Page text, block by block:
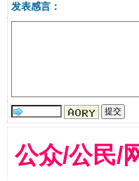
发表感言：
公众/公民/